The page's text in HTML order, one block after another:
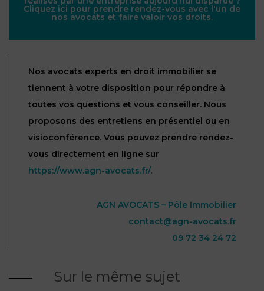
Cliquez ici pour prendre rendez-vous avec l'un de
nos avocats et faire valoir vos droits.
Nos avocats experts en droit immobilier se
tiennent à votre disposition pour répondre à
toutes vos questions et vous conseiller. Nous
proposons des entretiens en présentiel ou en
visioconférence. Vous pouvez prendre rendez-
vous directement en ligne sur
https://www.agn-avocats.fr/.
AGN AVOCATS – Pôle Immobilier
contact@agn-avocats.fr
09 72 34 24 72
Sur le même sujet